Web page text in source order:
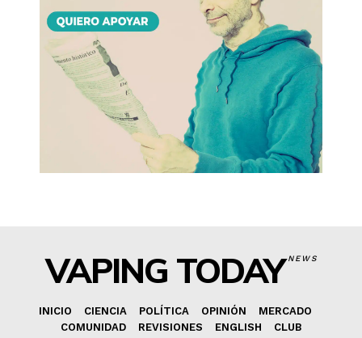
VAPING TODAYNEWS
INICIO CIENCIA POLÍTICA OPINIÓN
MERCADO
COMUNIDAD
REVISIONES ENGLISH CLUB